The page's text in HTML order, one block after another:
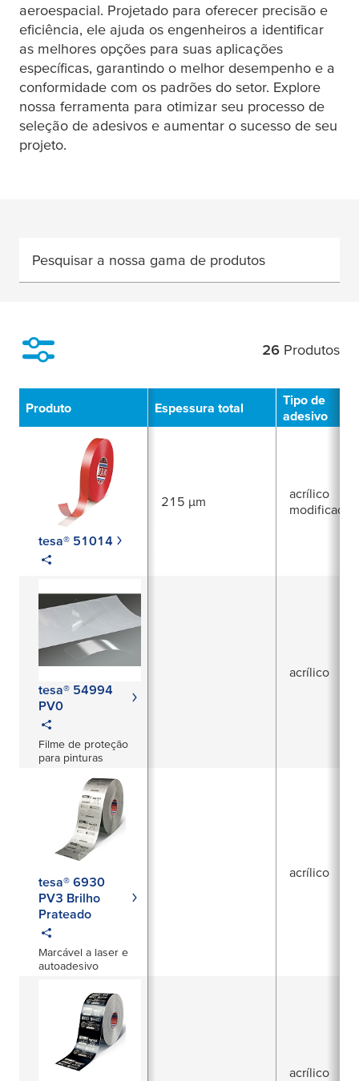
aeroespacial. Projetado para oferecer precisão e
eficiência, ele ajuda os engenheiros a identificar
as melhores opções para suas aplicações
específicas, garantindo o melhor desempenho e a
conformidade com os padrões do setor. Explore
nossa ferramenta para otimizar seu processo de
seleção de adesivos e aumentar o sucesso de seu
projeto.
Pesquisar a nossa gama de produtos
26 Produtos
Produto Espessura total
Tipo de
adesivo
tesa® 51014
215 µm
acrílico
modificado
tesa® 54994
PV0
Filme de proteção
para pinturas
acrílico
tesa® 6930
PV3 Brilho
Prateado
Marcável a laser e
autoadesivo
acrílico
acrílico